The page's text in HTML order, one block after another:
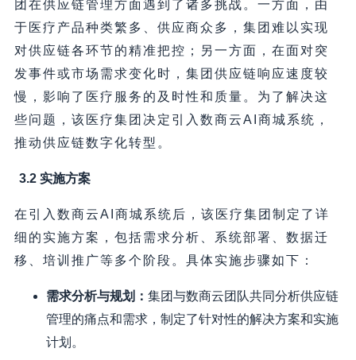
团在供应链管理方面遇到了诸多挑战。一方面，由
于医疗产品种类繁多、供应商众多，集团难以实现
对供应链各环节的精准把控；另一方面，在面对突
发事件或市场需求变化时，集团供应链响应速度较
慢，影响了医疗服务的及时性和质量。为了解决这
些问题，该医疗集团决定引入数商云AI商城系统，
推动供应链数字化转型。
3.2 实施方案
在引入数商云AI商城系统后，该医疗集团制定了详
细的实施方案，包括需求分析、系统部署、数据迁
移、培训推广等多个阶段。具体实施步骤如下：
需求分析与规划： 集团与数商云团队共同分析供应链
管理的痛点和需求，制定了针对性的解决方案和实施
计划。